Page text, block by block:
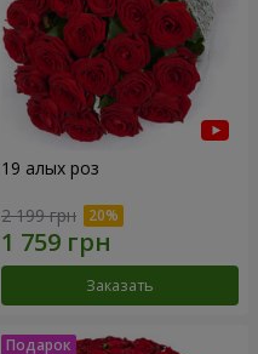
19 алых роз
2 199 грн
Заказать